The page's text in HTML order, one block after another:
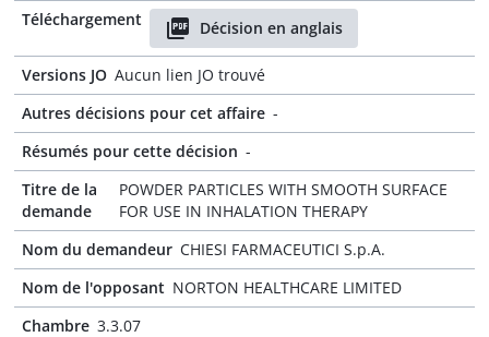
Téléchargement
Décision en anglais
Versions JO Aucun lien JO trouvé
Autres décisions pour cet affaire -
Résumés pour cette décision -
Titre de la
demande
POWDER PARTICLES WITH SMOOTH SURFACE
FOR USE IN INHALATION THERAPY
Nom du demandeur CHIESI FARMACEUTICI S.p.A.
Nom de l'opposant NORTON HEALTHCARE LIMITED
Chambre 3.3.07